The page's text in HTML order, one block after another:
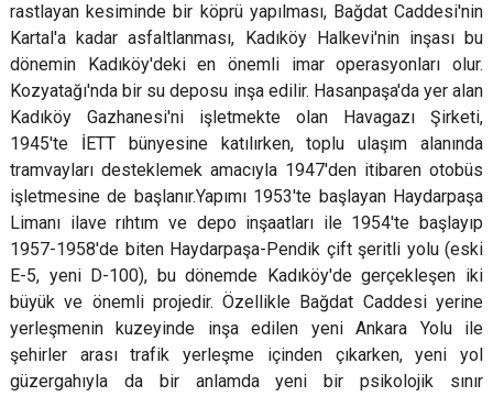
rastlayan kesiminde bir köprü yapılması, Bağdat Caddesi'nin
Kartal'a kadar asfaltlanması, Kadıköy Halkevi'nin inşası bu
dönemin Kadıköy'deki en önemli imar operasyonları olur.
Kozyatağı'nda bir su deposu inşa edilir. Hasanpaşa'da yer alan
Kadıköy Gazhanesi'ni işletmekte olan Havagazı Şirketi,
1945'te İETT bünyesine katılırken, toplu ulaşım alanında
tramvayları desteklemek amacıyla 1947'den itibaren otobüs
işletmesine de başlanır.Yapımı 1953'te başlayan Haydarpaşa
Limanı ilave rıhtım ve depo inşaatları ile 1954'te başlayıp
1957-1958'de biten Haydarpaşa-Pendik çift şeritli yolu (eski
E-5, yeni D-100), bu dönemde Kadıköy'de gerçekleşen iki
büyük ve önemli projedir. Özellikle Bağdat Caddesi yerine
yerleşmenin kuzeyinde inşa edilen yeni Ankara Yolu ile
şehirler arası trafik yerleşme içinden çıkarken, yeni yol
güzergahıyla da bir anlamda yeni bir psikolojik sınır